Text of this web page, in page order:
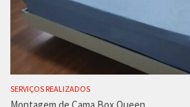
SERVIÇOS REALIZADOS
Montagem de Cama Box Queen